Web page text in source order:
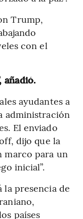
Trump,
con el
añadió.
ayudantes a
administración
El enviado
dijo que la
marco para un
inicial”.
la presencia de
países